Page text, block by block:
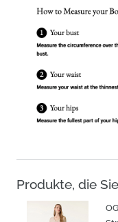
Produkte, die